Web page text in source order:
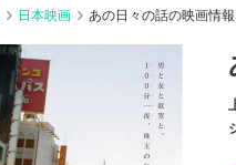
日本映画 あの日々の話の映画情